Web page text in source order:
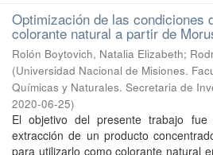
Optimización de las condiciones
colorante natural a partir de
Rolón Boytovich, Natalia Elizabeth;
(Universidad Nacional de Misiones.
Químicas y Naturales. Secretaria de
2020-06-25)
El objetivo del presente trabajo
extracción de un producto
para utilizarlo como colorante natural